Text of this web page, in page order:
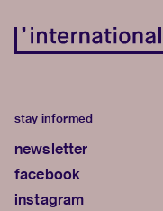
stay informed
newsletter
facebook
instagram